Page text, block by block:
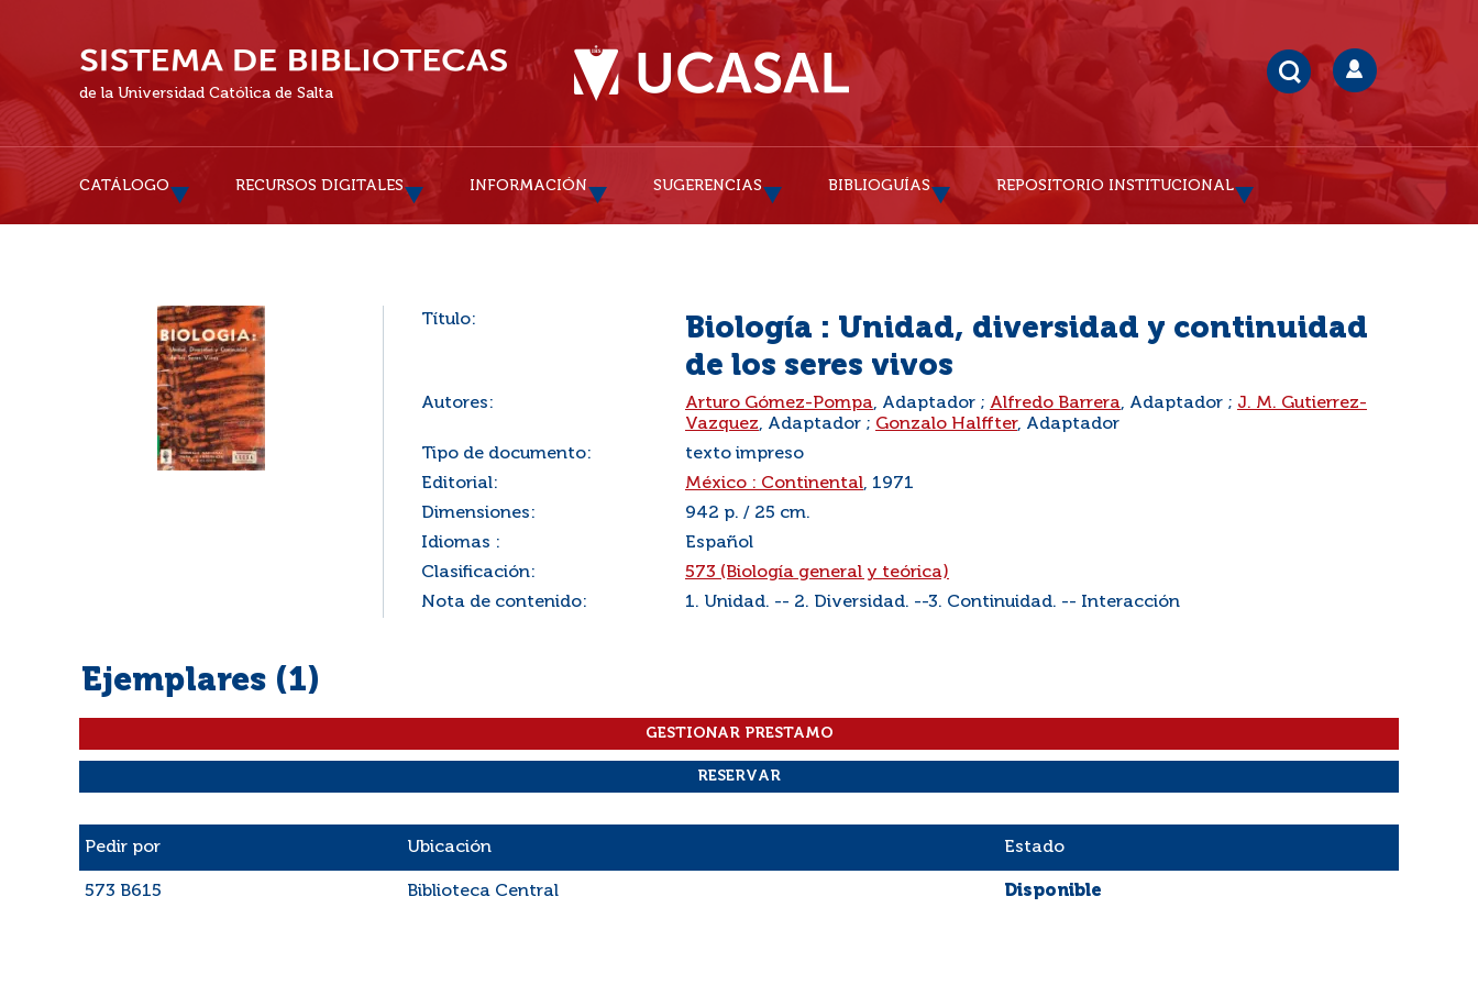
de la Universidad Católica de Salta
CATÁLOGO RECURSOS DIGITALES INFORMACIÓN SUGERENCIAS BIBLIOGUÍAS REPOSITORIO INSTITUCIONAL
Título:
Biología : Unidad, diversidad y continuidad
de los seres vivos
Autores: Arturo Gómez-Pompa, Adaptador ; Alfredo Barrera, Adaptador ; J. M. Gutierrez-
Vazquez, Adaptador ; Gonzalo Halffter, Adaptador
Tipo de documento:
texto impreso
Editorial:
México : Continental, 1971
Dimensiones:
942 p. / 25 cm.
Idiomas :
Español
Clasificación:
573 (Biología general y teórica)
Nota de contenido:
1. Unidad. -- 2. Diversidad. --3. Continuidad. -- Interacción
Ejemplares (1)
Pedir por Ubicación Estado
573 B615 Biblioteca Central Disponible